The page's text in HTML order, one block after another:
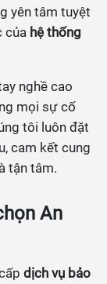
yên tâm tuyệt
của hệ thống
nghề cao
mọi sự cố
tôi luôn đặt
cam kết cung
tận tâm.
An
dịch vụ bảo